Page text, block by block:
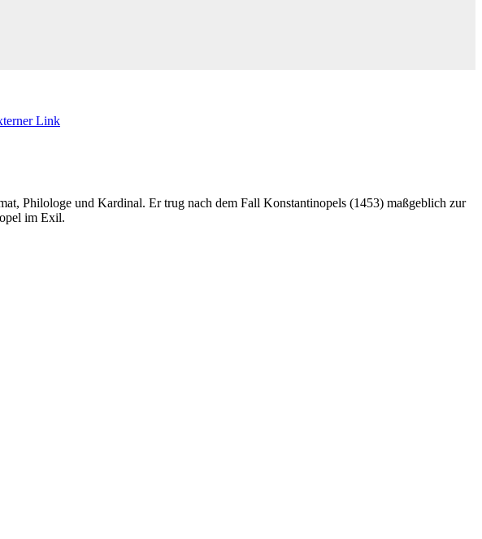
Link
Philologe und Kardinal. Er trug nach dem Fall Konstantinopels (1453) maßgeblich zur
im Exil.